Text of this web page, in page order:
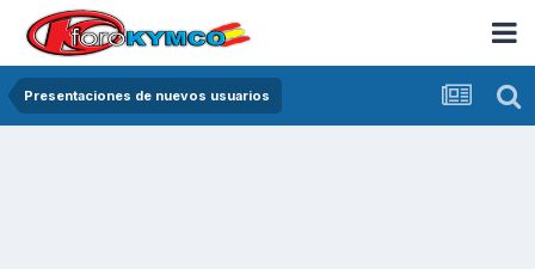
Presentaciones de nuevos usuarios